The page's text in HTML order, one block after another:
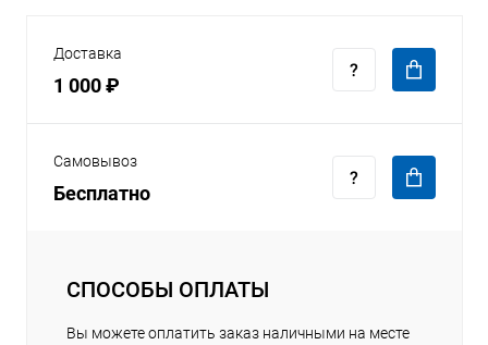
Доставка
1 000 ₽
Самовывоз
Бесплатно
СПОСОБЫ ОПЛАТЫ
Вы можете оплатить заказ наличными на месте